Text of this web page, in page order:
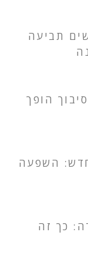
תביעה
הופך
השפעה
כך זה